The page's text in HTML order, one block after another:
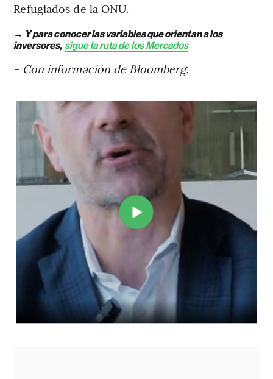
Refugiados de la ONU.
→ Y para conocer las variables que orientan a los
inversores, sigue la ruta de los Mercados
- Con información de Bloomberg.